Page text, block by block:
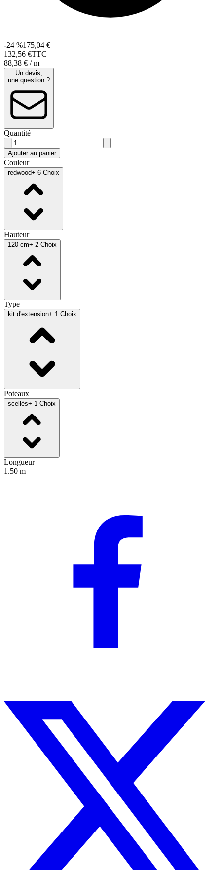
-24 %175,04 €
132,56 €TTC
88,38 € / m
Un devis,
une question ?
Quantité
Ajouter au panier
Couleur
redwood+ 6 Choix
Hauteur
120 cm+ 2 Choix
Type
kit d'extension+ 1 Choix
Poteaux
scellés+ 1 Choix
Longueur
1.50 m